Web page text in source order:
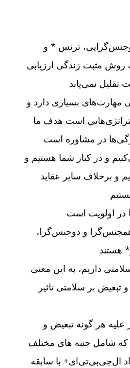
ترنس * و
روش مثبت زندگی ارزیابی
مهارت‌های بسیاری دارد و
است هدف ما
و در کنار شما هستیم و
و برخلاف سایر عقاید
و دوجنس‌گرا،
داریم، به این معنی
بر سلامتی تاثیر
علیه هر گونه تبعیض و
شامل جنبه های مختلف
ال‌جی‌بی‌تی‌ای+ با سابقه